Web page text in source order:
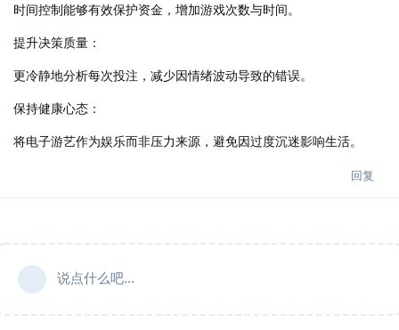
时间控制能够有效保护资金，增加游戏次数与时间。
提升决策质量：
更冷静地分析每次投注，减少因情绪波动导致的错误。
保持健康心态：
将电子游艺作为娱乐而非压力来源，避免因过度沉迷影响生活。
回复
说点什么吧...